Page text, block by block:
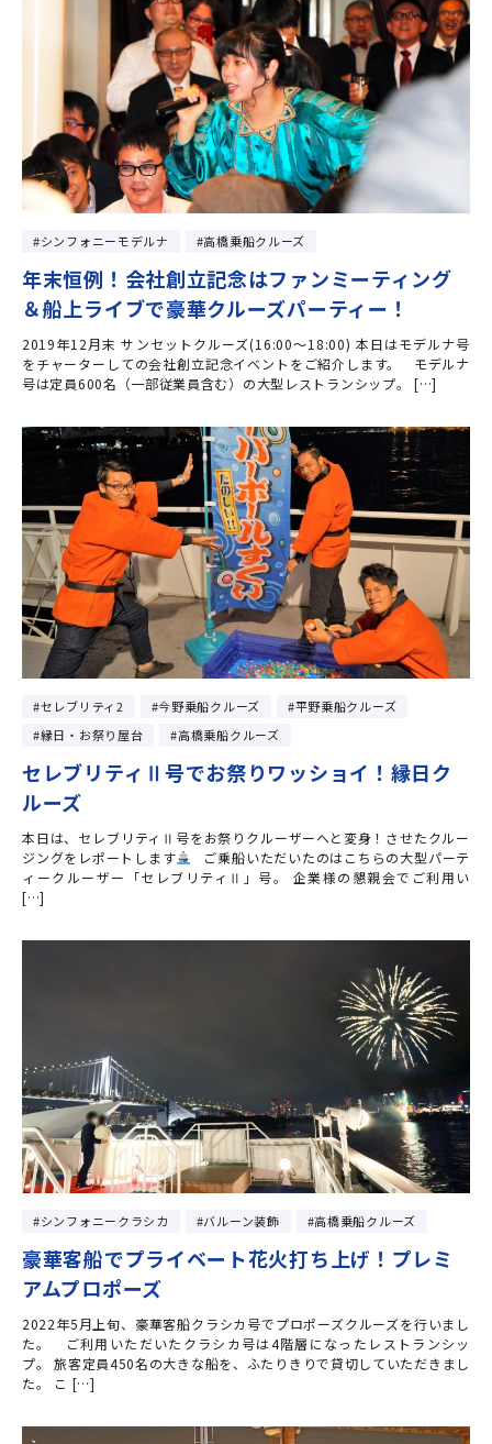
シンフォニーモデルナ 高橋乗船クルーズ
年末恒例！会社創立記念はファンミーティング
＆船上ライブで豪華クルーズパーティー！
2019年12月末 サンセットクルーズ(16:00～18:00) 本日はモデルナ号
をチャーターしての会社創立記念イベントをご紹介します。 モデルナ
号は定員600名（一部従業員含む）の大型レストランシップ。 […]
セレブリティ2 今野乗船クルーズ
平野乗船クルーズ
縁日・お祭り屋台
高橋乗船クルーズ
セレブリティⅡ号でお祭りワッショイ！縁日ク
ルーズ
本日は、セレブリティⅡ号をお祭りクルーザーへと変身！させたクルー
ジングをレポートします
ご乗船いただいたのはこちらの大型パーテ
ィークルーザー「セレブリティⅡ」号。 企業様の懇親会でご利用い
[…]
シンフォニークラシカ バルーン装飾 高橋乗船クルーズ
豪華客船でプライベート花火打ち上げ！プレミ
アムプロポーズ
2022年5月上旬、豪華客船クラシカ号でプロポーズクルーズを行いまし
た。 ご利用いただいたクラシカ号は4階層になったレストランシッ
プ。 旅客定員450名の大きな船を、ふたりきりで貸切していただきまし
た。 こ […]